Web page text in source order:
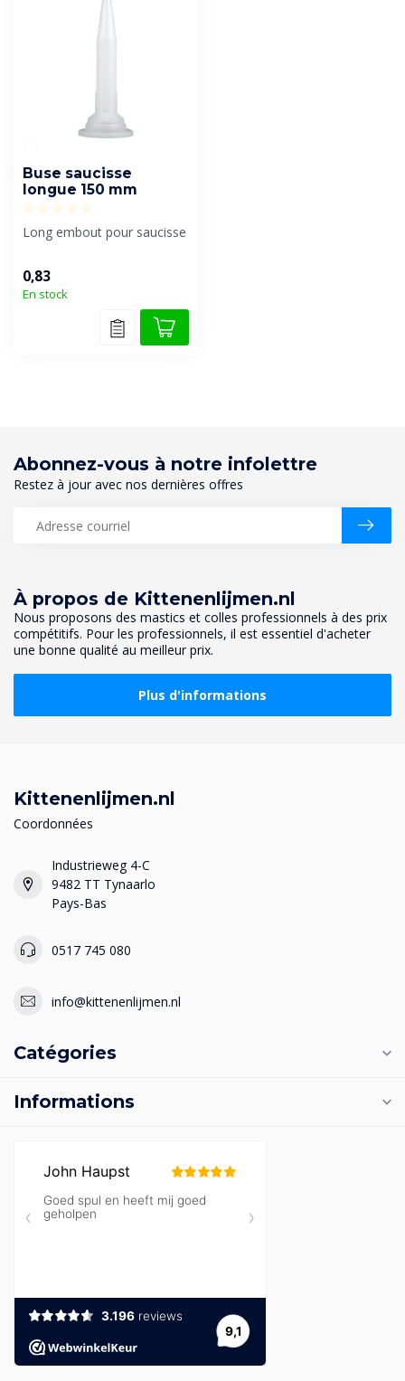
Buse saucisse
longue 150 mm
Long embout pour saucisse
0,83
En stock
À propos de Kittenenlijmen.nl
Nous proposons des mastics et colles professionnels à des prix
compétitifs. Pour les professionnels, il est essentiel d'acheter
une bonne qualité au meilleur prix.
Plus d'informations
Abonnez-vous à notre infolettre
Restez à jour avec nos dernières offres
Kittenenlijmen.nl
Coordonnées
Industrieweg 4-C
9482 TT Tynaarlo
Pays-Bas
0517 745 080
info@kittenenlijmen.nl
Catégories
Informations